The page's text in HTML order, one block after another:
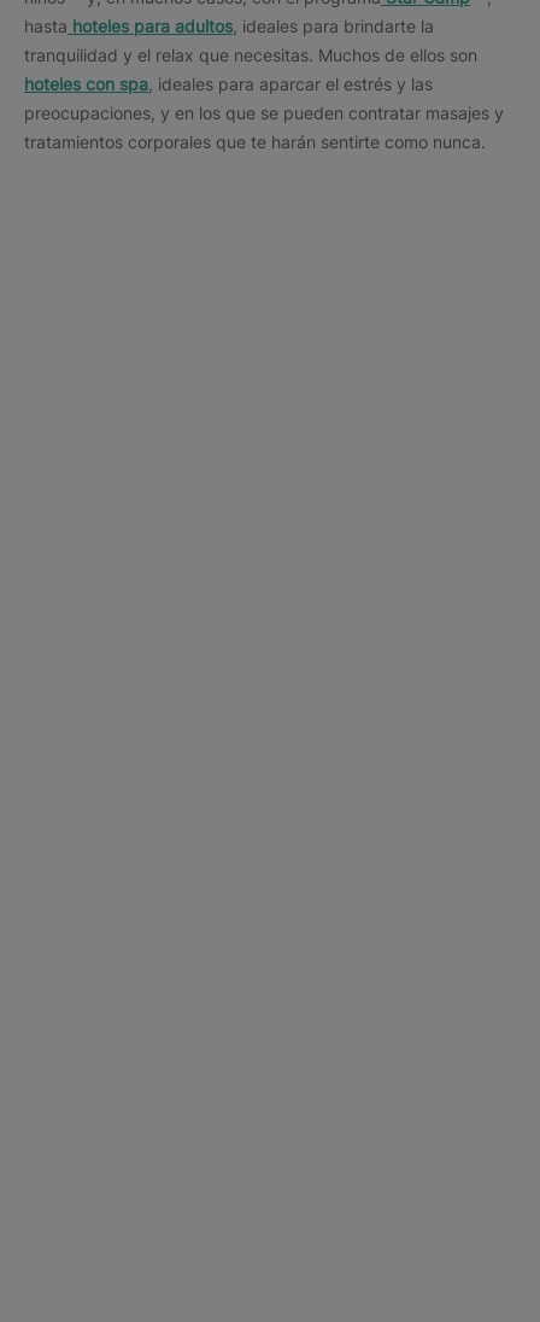
hasta hoteles para adultos , ideales para brindarte la
tranquilidad y el relax que necesitas. Muchos de ellos son
hoteles con spa , ideales para aparcar el estrés y las
preocupaciones, y en los que se pueden contratar masajes y
tratamientos corporales que te harán sentirte como nunca.